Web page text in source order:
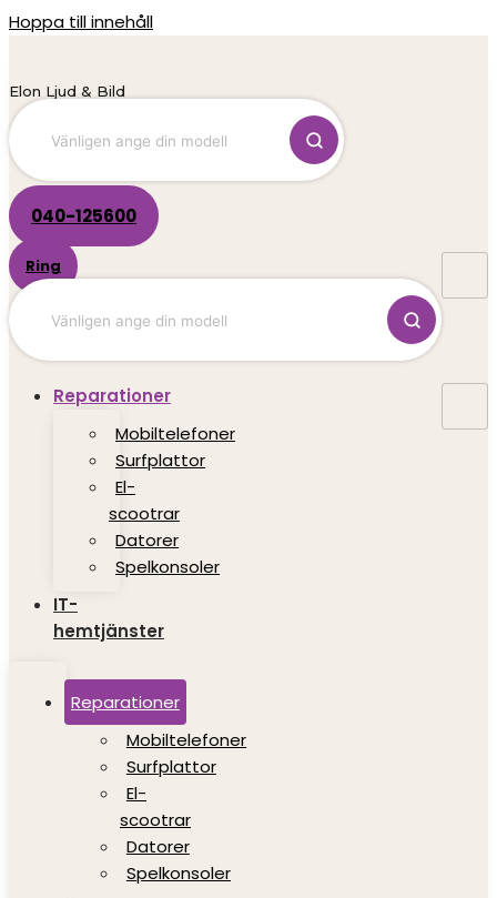
Hoppa till innehåll
Elon Ljud & Bild
040-125600
Ring
Reparationer
Mobiltelefoner
Surfplattor
El-
scootrar
Datorer
Spelkonsoler
IT-
hemtjänster
Reparationer
Mobiltelefoner
Surfplattor
El-
scootrar
Datorer
Spelkonsoler